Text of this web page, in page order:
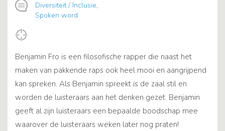
Diversiteit / Inclusie,
Spoken word
Benjamin Fro is een filosofische rapper die naast het
maken van pakkende raps ook heel mooi en aangrijpend
kan spreken. Als Benjamin spreekt is de zaal stil en
worden de luisteraars aan het denken gezet. Benjamin
geeft al zijn luisteraars een bepaalde boodschap mee
waarover de luisteraars weken later nog praten!